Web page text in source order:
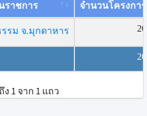
ราชการ จำนวนโครงการ
รม จ.มุกดาหาร 20
20
ง 1 จาก 1 แถว